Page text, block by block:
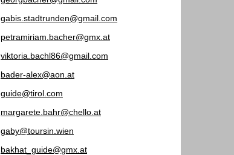
gabis.stadtrunden@gmail.com
petramiriam.bacher@gmx.at
viktoria.bachl86@gmail.com
bader-alex@aon.at
guide@tirol.com
margarete.bahr@chello.at
gaby@toursin.wien
bakhat_guide@gmx.at